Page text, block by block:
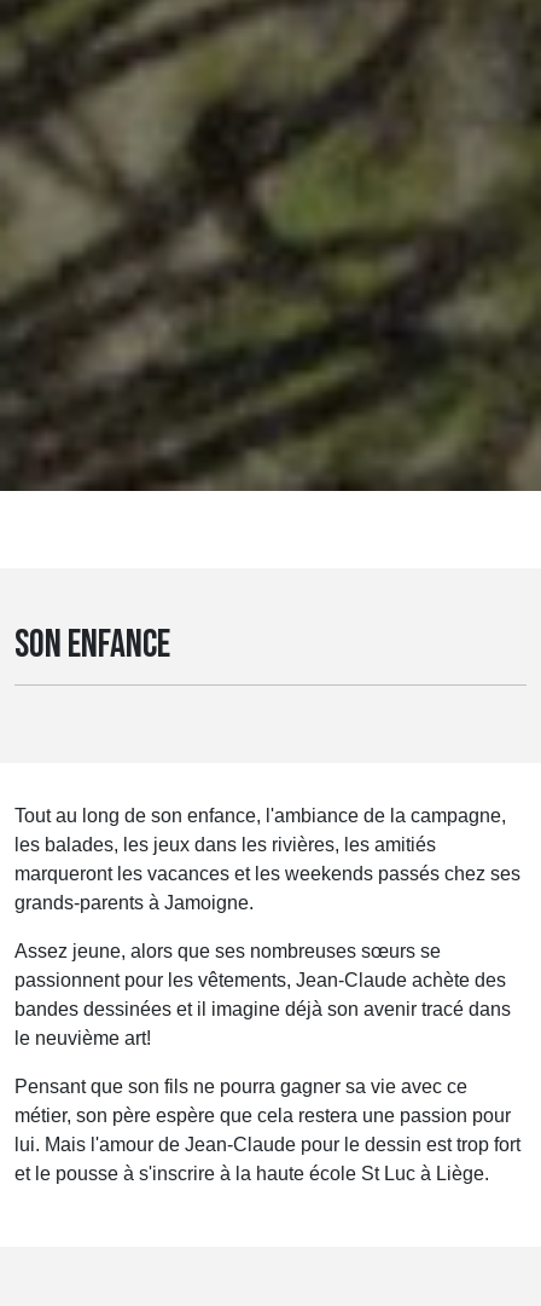
SON ENFANCE
Tout au long de son enfance, l'ambiance de la campagne,
les balades, les jeux dans les rivières, les amitiés
marqueront les vacances et les weekends passés chez ses
grands-parents à Jamoigne.
Assez jeune, alors que ses nombreuses sœurs se
passionnent pour les vêtements, Jean-Claude achète des
bandes dessinées et il imagine déjà son avenir tracé dans
le neuvième art!
Pensant que son fils ne pourra gagner sa vie avec ce
métier, son père espère que cela restera une passion pour
lui. Mais l'amour de Jean-Claude pour le dessin est trop fort
et le pousse à s'inscrire à la haute école St Luc à Liège.